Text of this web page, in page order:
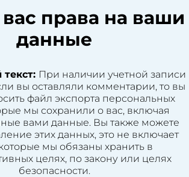
права на ваши
данные
При наличии учетной записи
вы оставляли комментарии, то вы
файл экспорта персональных
мы сохранили о вас, включая
вами данные. Вы также можете
этих данных, это не включает
мы обязаны хранить в
целях, по закону или целях
безопасности.